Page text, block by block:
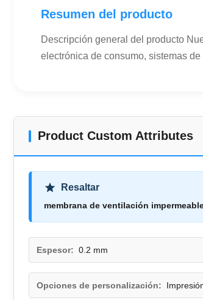
Resumen del producto
Descripción general del producto
electrónica de consumo, sistemas
Product Custom Attributes
Resaltar
membrana de ventilación
Espesor: 0.2 mm
Opciones de personalización: